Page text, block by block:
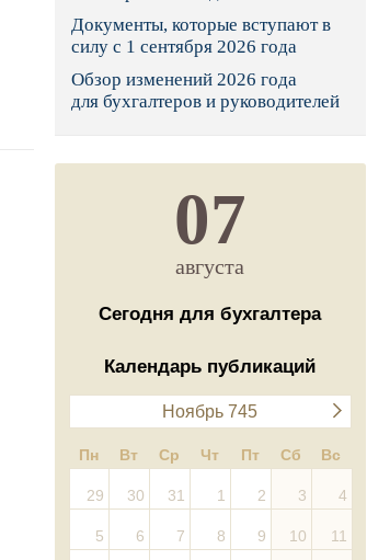
фонд России
общей юрисдикции
Документы, которые вступают в
силу с 1 сентября 2026 года
Обзор изменений 2026 года
для бухгалтеров и руководителей
07
августа
Сегодня для бухгалтера
Календарь публикаций
Ноябрь 745
Пн Вт Ср Чт Пт Сб Вс
29 30 31 1 2 3 4
5 6 7 8 9 10 11